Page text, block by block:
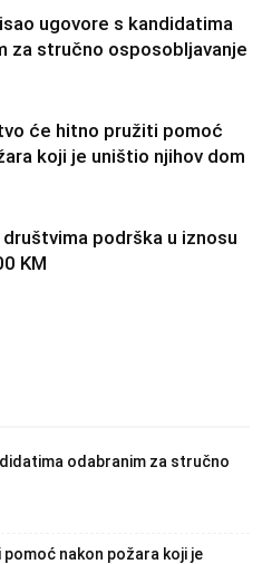
ugovore s kandidatima
za stručno osposobljavanje
će hitno pružiti pomoć
koji je uništio njihov dom
podrška u iznosu
KM
odabranim za stručno
nakon požara koji je